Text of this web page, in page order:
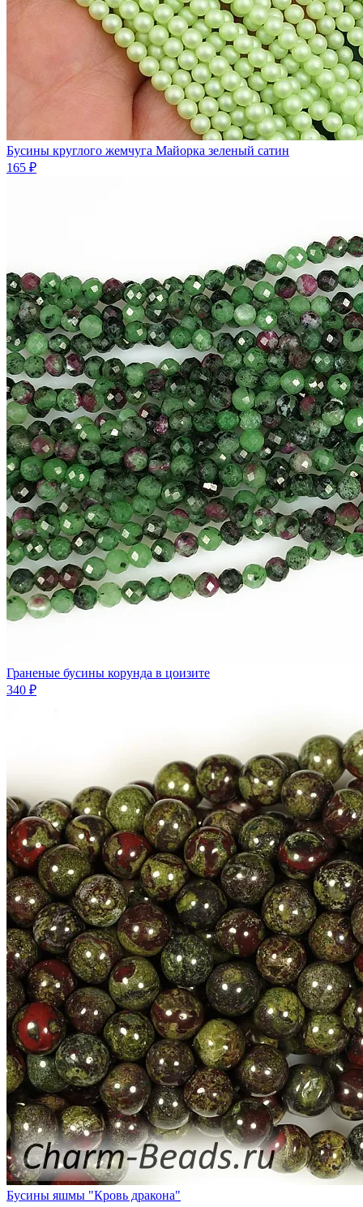
Бусины круглого жемчуга Майорка зеленый сатин
165 ₽
Граненые бусины корунда в цоизите
340 ₽
Бусины яшмы "Кровь дракона"